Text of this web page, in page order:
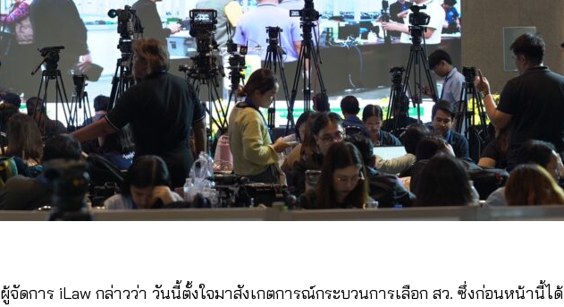
ผู้จัดการ iLaw กล่าวว่า วันนี้ตั้งใจมาสังเกตการณ์กระบวนการเลือก สว. ซึ่งก่อนหน้านี้ได้